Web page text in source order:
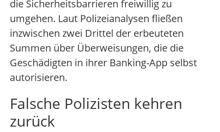
die Sicherheitsbarrieren freiwillig zu
umgehen. Laut Polizeianalysen fließen
inzwischen zwei Drittel der erbeuteten
Summen über Überweisungen, die die
Geschädigten in ihrer Banking-App selbst
autorisieren.
Falsche Polizisten kehren
zurück